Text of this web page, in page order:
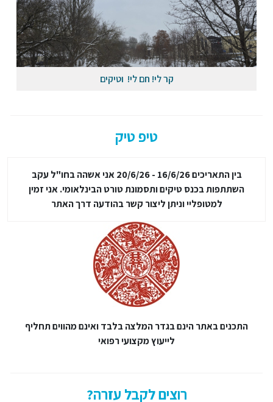
קר לי! חם לי! וטיקים
טיפ טיק
בין התאריכים 16/6/26 - 20/6/26 אני אשהה בחו"ל עקב
השתתפות בכנס טיקים ותסמונת טורט הבינלאומי. אני זמין
למטופליי וניתן ליצור קשר בהודעה דרך האתר
התכנים באתר הינם בגדר המלצה בלבד ואינם מהווים תחליף
לייעוץ מקצועי רפואי
רוצים לקבל עזרה?